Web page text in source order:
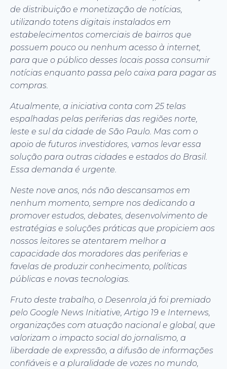
de distribuição e monetização de notícias,
utilizando totens digitais instalados em
estabelecimentos comerciais de bairros que
possuem pouco ou nenhum acesso à internet,
para que o público desses locais possa consumir
notícias enquanto passa pelo caixa para pagar as
compras.
Atualmente, a iniciativa conta com 25 telas
espalhadas pelas periferias das regiões norte,
leste e sul da cidade de São Paulo. Mas com o
apoio de futuros investidores, vamos levar essa
solução para outras cidades e estados do Brasil.
Essa demanda é urgente.
Neste nove anos, nós não descansamos em
nenhum momento, sempre nos dedicando a
promover estudos, debates, desenvolvimento de
estratégias e soluções práticas que propiciem aos
nossos leitores se atentarem melhor a
capacidade dos moradores das periferias e
favelas de produzir conhecimento, políticas
públicas e novas tecnologias.
Fruto deste trabalho, o Desenrola já foi premiado
pelo Google News Initiative, Artigo 19 e Internews,
organizações com atuação nacional e global, que
valorizam o impacto social do jornalismo, a
liberdade de expressão, a difusão de informações
confiáveis e a pluralidade de vozes no mundo,